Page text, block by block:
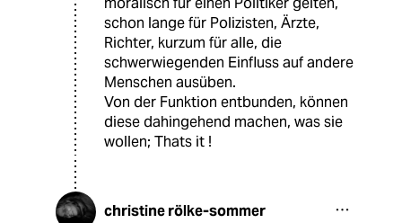
schon lange für Polizisten, Ärzte,
Richter, kurzum für alle, die
schwerwiegenden Einfluss auf andere
Menschen ausüben.
Von der Funktion entbunden, können
diese dahingehend machen, was sie
wollen; Thats it !
christine rölke-sommer